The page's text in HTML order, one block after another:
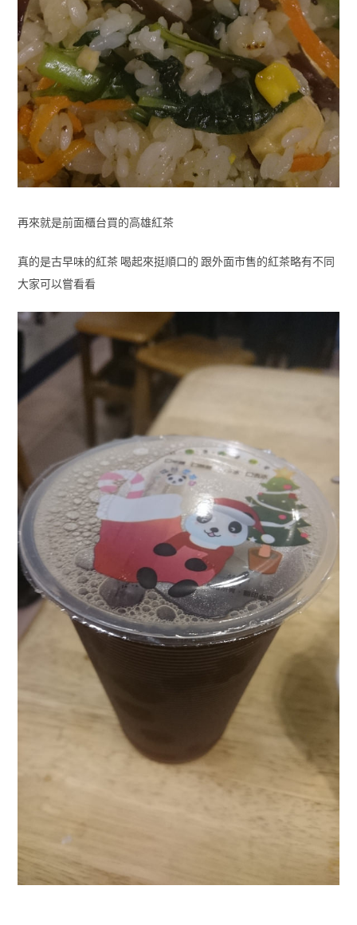
再來就是前面櫃台買的高雄紅茶
真的是古早味的紅茶 喝起來挺順口的 跟外面市售的紅茶略有不同
大家可以嘗看看